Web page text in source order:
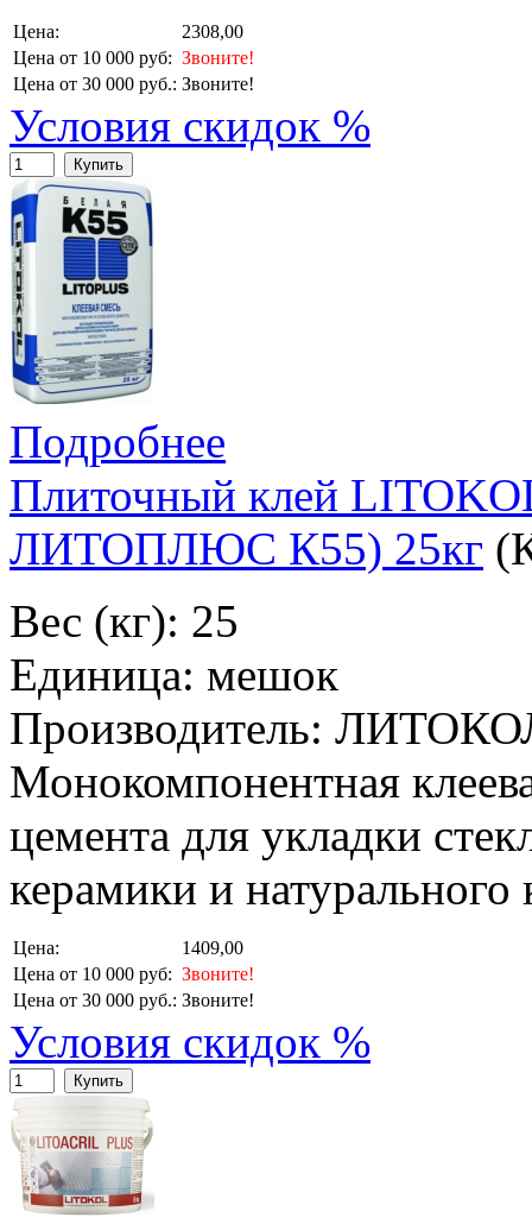
Цена:
2308,00
Цена от 10 000 руб: Звоните!
Цена от 30 000 руб.: Звоните!
Условия скидок %
Купить
Подробнее
Плиточный клей
ЛИТОПЛЮС К55) 25кг
Вес (кг): 25
Единица: мешок
Производитель:
Монокомпонентная
цемента для укладки
керамики и натурального
Цена:
1409,00
Цена от 10 000 руб: Звоните!
Цена от 30 000 руб.: Звоните!
Условия скидок %
Купить